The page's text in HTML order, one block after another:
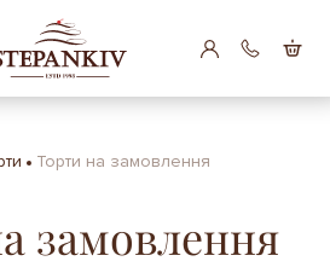
Торти на замовлення
замовлення